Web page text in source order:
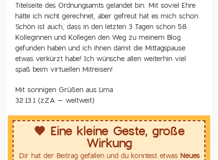
Titelseite des Ordnungsamts gelandet bin. Mit soviel Ehre
hätte ich nicht gerechnet, aber gefreut hat es mich schon.
Schön ist auch, dass in den letzten 3 Tagen schon 58
Kolleginnen und Kollegen den Weg zu meinem Blog
gefunden haben und ich ihnen damit die Mittagspause
etwas verkürzt habe! Ich wünsche allen weiterhin viel
spaß beim virtuellen Mitreisen!
Mit sonnigen Grüßen aus Lima
32.13.1 (zZA – weltweit)
🧡 Eine kleine Geste, große
Wirkung
Dir hat der Beitrag gefallen und du konntest etwas Neues